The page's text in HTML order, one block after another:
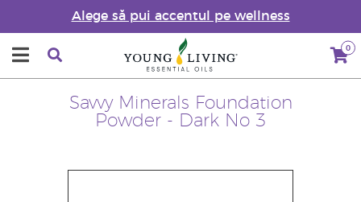
Alege să pui accentul pe wellness
0
Savvy Minerals Foundation
Powder - Dark No 3